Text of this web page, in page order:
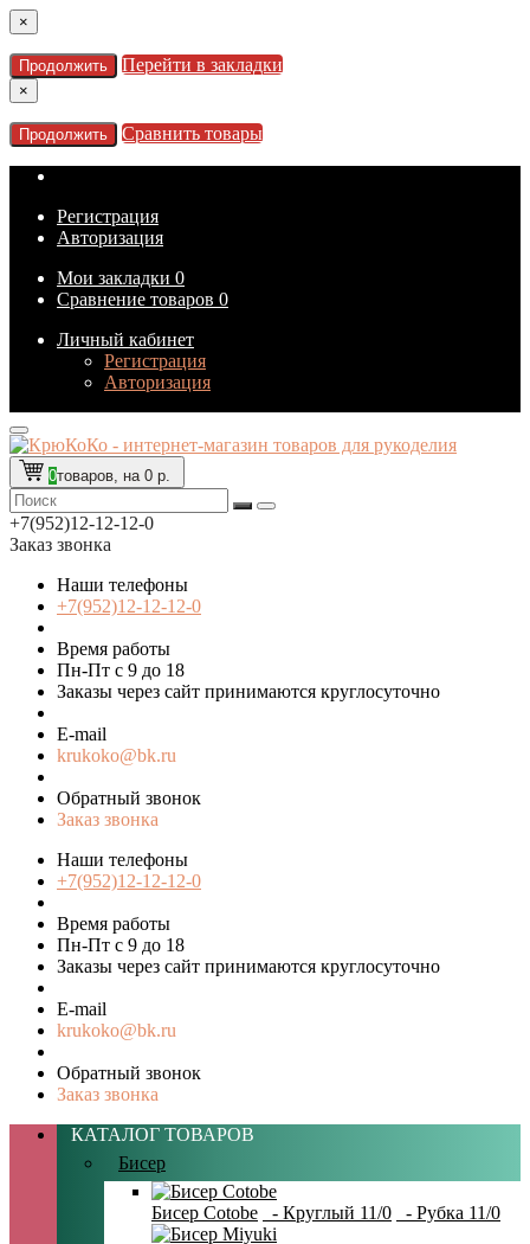
×
Продолжить Перейти в закладки
×
Продолжить Сравнить товары
Регистрация
Авторизация
Мои закладки 0
Сравнение товаров 0
Личный кабинет
Регистрация
Авторизация
0товаров, на 0 р.
+7(952)12-12-12-0
Заказ звонка
Наши телефоны
+7(952)12-12-12-0
Время работы
Пн-Пт с 9 до 18
Заказы через сайт принимаются круглосуточно
E-mail
krukoko@bk.ru
Обратный звонок
Заказ звонка
Наши телефоны
+7(952)12-12-12-0
Время работы
Пн-Пт с 9 до 18
Заказы через сайт принимаются круглосуточно
E-mail
krukoko@bk.ru
Обратный звонок
Заказ звонка
КАТАЛОГ ТОВАРОВ
Бисер
Бисер Cotobe - Круглый 11/0 - Рубка 11/0